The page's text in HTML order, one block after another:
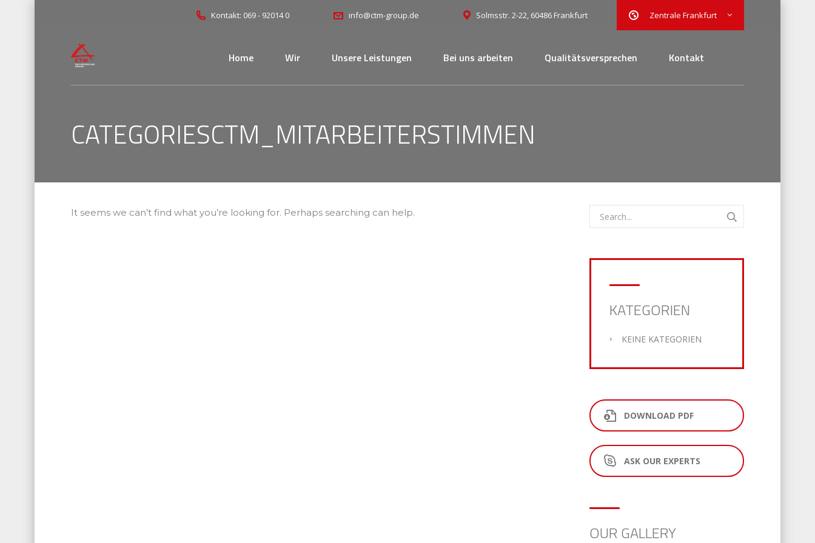
Zentrale Frankfurt
Kontakt: 069 - 92014 0 info@ctm-group.de Solmsstr. 2-22, 60486 Frankfurt
Home Wir Unsere Leistungen Bei uns arbeiten Qualitätsversprechen Kontakt
CATEGORIESCTM_MITARBEITERSTIMMEN
It seems we can’t find what you’re looking for. Perhaps searching can help.
KATEGORIEN
KEINE KATEGORIEN
DOWNLOAD PDF
ASK OUR EXPERTS
OUR GALLERY